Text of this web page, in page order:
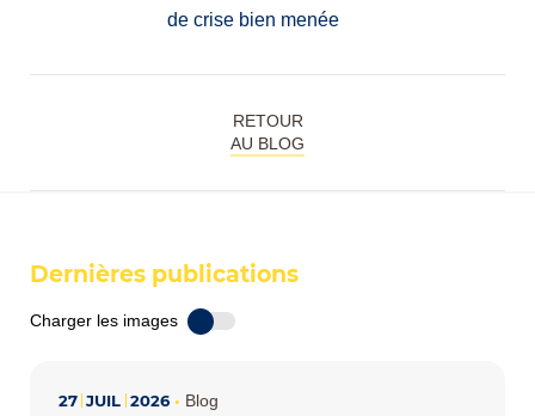
de crise bien menée
RETOUR
AU BLOG
Dernières publications
Charger les images
27 JUIL 2026• Blog